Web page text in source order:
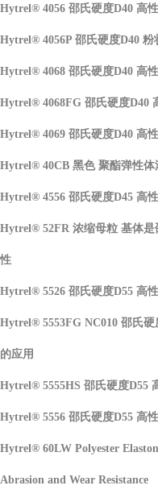
Hytrel® 4056 邵氏硬度D40 高
Hytrel® 4056P 邵氏硬度D40
Hytrel® 4068 邵氏硬度D40 高
Hytrel® 4068FG 邵氏硬度D40
Hytrel® 4069 邵氏硬度D40 高
Hytrel® 40CB 黑色 聚酯弹性
Hytrel® 4556 邵氏硬度D45 高
Hytrel® 52FR 浓缩母粒 基体是
性
Hytrel® 5526 邵氏硬度D55 高
Hytrel® 5553FG NC010 邵氏
的应用
Hytrel® 5555HS 邵氏硬度D55
Hytrel® 5556 邵氏硬度D55 高
Hytrel® 60LW Polyester
Abrasion and Wear Resistance